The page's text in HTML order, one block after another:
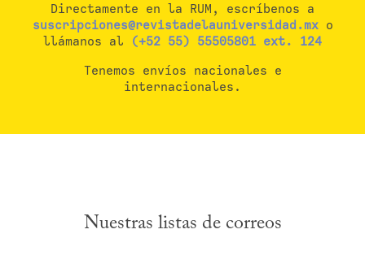
Directamente en la RUM, escríbenos a
suscripciones@revistadelauniversidad.mxo
llámanos al (+52 55) 55505801 ext. 124
Tenemos envíos nacionales e
internacionales.
Nuestras listas de correos